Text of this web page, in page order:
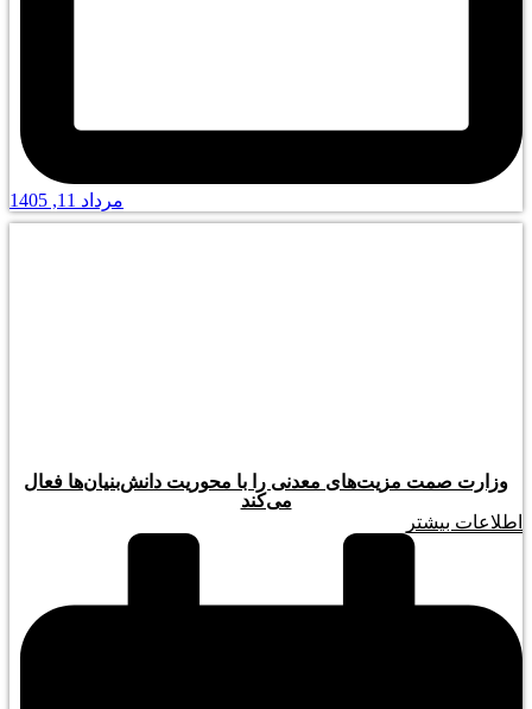
مرداد 11, 1405
وزارت صمت مزیت‌های معدنی را با محوریت دانش‌بنیان‌ها فعال
می‌کند
اطلاعات بیشتر